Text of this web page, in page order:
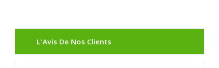
L'Avis De Nos Clients